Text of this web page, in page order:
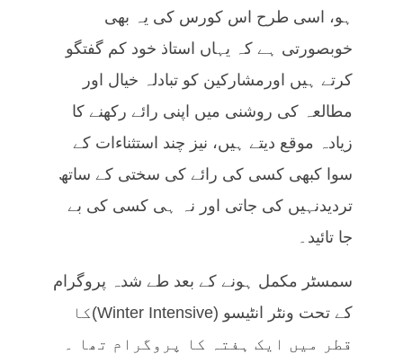
ہو، اسی طرح اس کورس کی یہ بھی
خوبصورتی ہے کہ یہاں استاذ خود کم گفتگو
کرتے ہیں اورمشارکین کو تبادلہ خیال اور
مطالعہ کی روشنی میں اپنی رائے رکھنے کا
زیادہ موقع دیتے ہیں، نیز چند استثناءات کے
سوا کبھی کسی کی رائے کی سختی کے ساتھ
تردیدنہیں کی جاتی اور نہ ہی کسی کی بے
جا تائید۔
سمسٹر مکمل ہونے کے بعد طے شدہ پروگرام
کے تحت ونٹر انٹیسو (Winter Intensive)کا
قطر میں ایک ہفتہ کا پروگرام تھا ۔